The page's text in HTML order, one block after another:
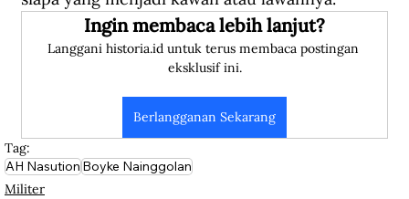
Ingin membaca lebih lanjut?
Langgani historia.id untuk terus membaca postingan
eksklusif ini.
Berlangganan Sekarang
Tag:
AH NasutionBoyke Nainggolan
Militer